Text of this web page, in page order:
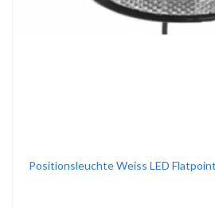
Positionsleuchte Weiss LED